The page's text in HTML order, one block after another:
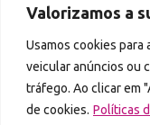
Valorizamos a
Usamos cookies para
veicular anúncios ou
tráfego. Ao clicar em
de cookies. Políticas
Copyright © 2012 - 2026
A reprodução de